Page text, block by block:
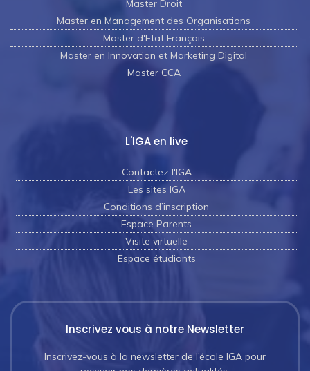
Master Droit
Master en Management des Organisations
Master d'Etat Français
Master en Innovation et Marketing Digital
Master CCA
L'IGA en live
Contactez l'IGA
Les sites IGA
Conditions d’inscription
Espace Parents
Visite virtuelle
Espace étudiants
Inscrivez vous à notre Newsletter
Inscrivez-vous à la newsletter de l’école IGA pour